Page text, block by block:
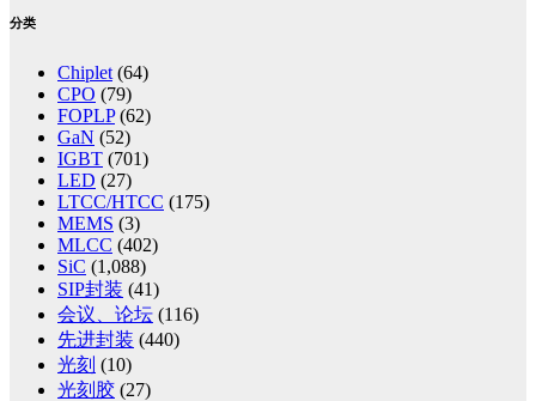
分类
Chiplet (64)
CPO (79)
FOPLP(62)
GaN (52)
IGBT (701)
LED (27)
LTCC/HTCC (175)
MEMS (3)
MLCC (402)
SiC (1,088)
SIP封装 (41)
会议、论坛 (116)
先进封装 (440)
光刻 (10)
光刻胶 (27)